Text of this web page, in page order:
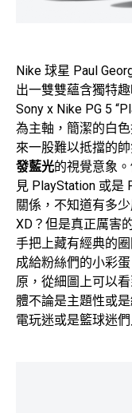
Nike 球星 Paul
出一雙雙蘊含獨特
Sony x Nike PG 5
為主軸，簡潔的白
來一股難以抵擋的
發藍光的視覺意象
見 PlayStation 或是
關係，不知道有多
XD？但是真正厲害
手把上藏有經典的
成給粉絲們的小彩
原，從細圖上可以
體不論是主題性或
電玩迷或是籃球迷們